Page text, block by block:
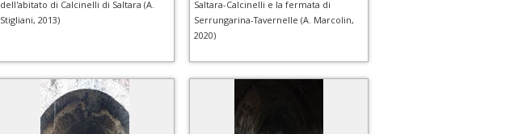
dell'abitato di Calcinelli di Saltara (A.
Stigliani, 2013)
Saltara-Calcinelli e la fermata di
Serrungarina-Tavernelle (A. Marcolin,
2020)